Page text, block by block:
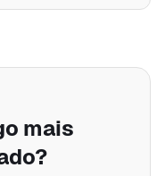
mais